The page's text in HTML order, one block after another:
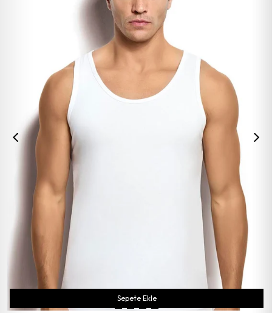
Sepete Ekle